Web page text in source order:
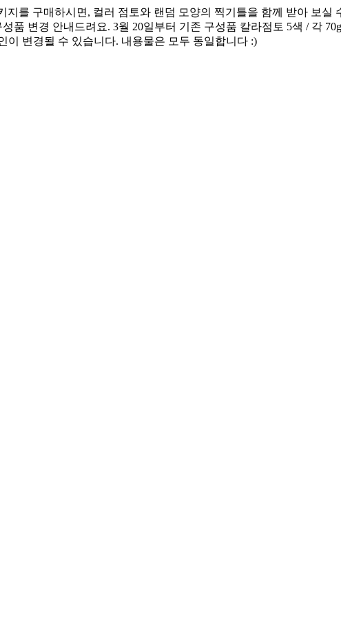
를 구매하시면, 컬러 점토와 랜덤 모양의 찍기틀을 함께 받아 보실
변경 안내드려요. 3월 20일부터 기존 구성품 칼라점토 5색 / 각
변경될 수 있습니다. 내용물은 모두 동일합니다 :)